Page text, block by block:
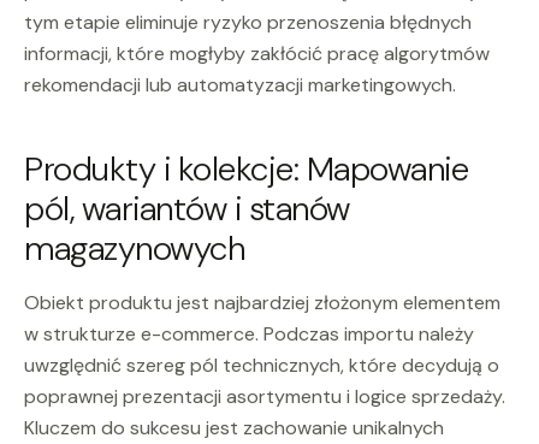
tym etapie eliminuje ryzyko przenoszenia błędnych
informacji, które mogłyby zakłócić pracę algorytmów
rekomendacji lub automatyzacji marketingowych.
Produkty i kolekcje: Mapowanie
pól, wariantów i stanów
magazynowych
Obiekt produktu jest najbardziej złożonym elementem
w strukturze e-commerce. Podczas importu należy
uwzględnić szereg pól technicznych, które decydują o
poprawnej prezentacji asortymentu i logice sprzedaży.
Kluczem do sukcesu jest zachowanie unikalnych